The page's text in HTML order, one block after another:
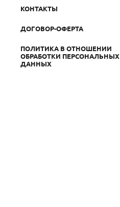
КОНТАКТЫ
ДОГОВОР-ОФЕРТА
ПОЛИТИКА В ОТНОШЕНИИ
ОБРАБОТКИ ПЕРСОНАЛЬНЫХ
ДАННЫХ